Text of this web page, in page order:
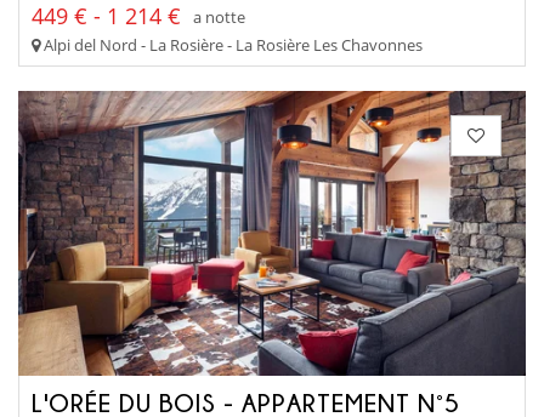
449 € - 1 214 €
a notte
Alpi del Nord - La Rosière - La Rosière Les Chavonnes
L'ORÉE DU BOIS - APPARTEMENT N°5